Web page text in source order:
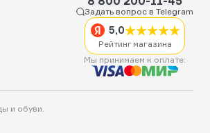
Задать вопрос в Telegram
5,0
Рейтинг магазина
Мы принимаем к оплате:
и обуви.